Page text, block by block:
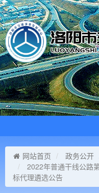
网站首页
政务公开
2022年普通干线公路
标代理遴选公告